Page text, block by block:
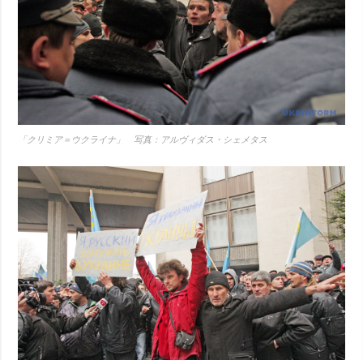
「クリミア＝ウクライナ」 写真：アルヴィダス・シェメタス